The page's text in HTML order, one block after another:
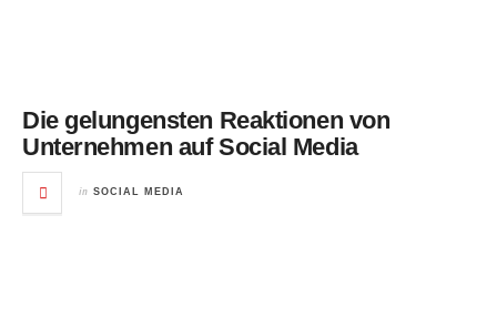
Die gelungensten Reaktionen von
Unternehmen auf Social Media
in SOCIAL MEDIA